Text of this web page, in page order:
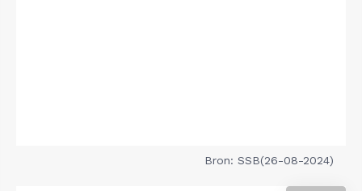
Bron: SSB(26-08-2024)